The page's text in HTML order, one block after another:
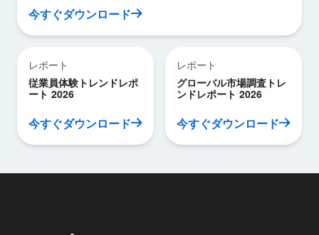
今すぐダウンロード
レポート
従業員体験トレンドレポ
ート 2026
今すぐダウンロード
レポート
グローバル市場調査トレ
ンドレポート 2026
今すぐダウンロード